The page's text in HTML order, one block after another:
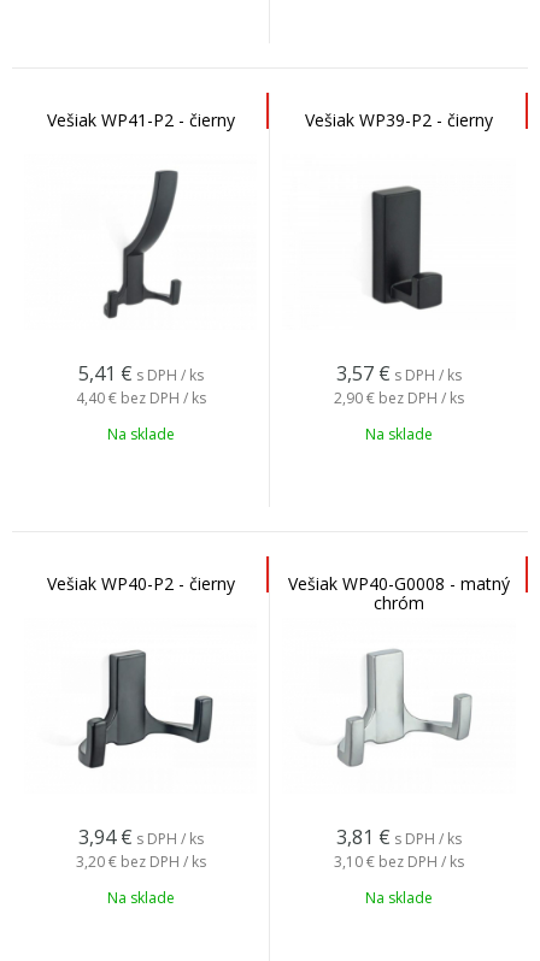
Vešiak WP41-P2 - čierny
5,41 € s DPH / ks
4,40 € bez DPH / ks
Na sklade
Vešiak WP39-P2 - čierny
3,57 € s DPH / ks
2,90 € bez DPH / ks
Na sklade
Vešiak WP40-P2 - čierny
3,94 € s DPH / ks
3,20 € bez DPH / ks
Na sklade
Vešiak WP40-G0008 - matný
chróm
3,81 € s DPH / ks
3,10 € bez DPH / ks
Na sklade